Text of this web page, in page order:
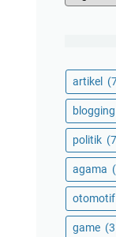
artikel
blogging
politik
agama
otomotif
game